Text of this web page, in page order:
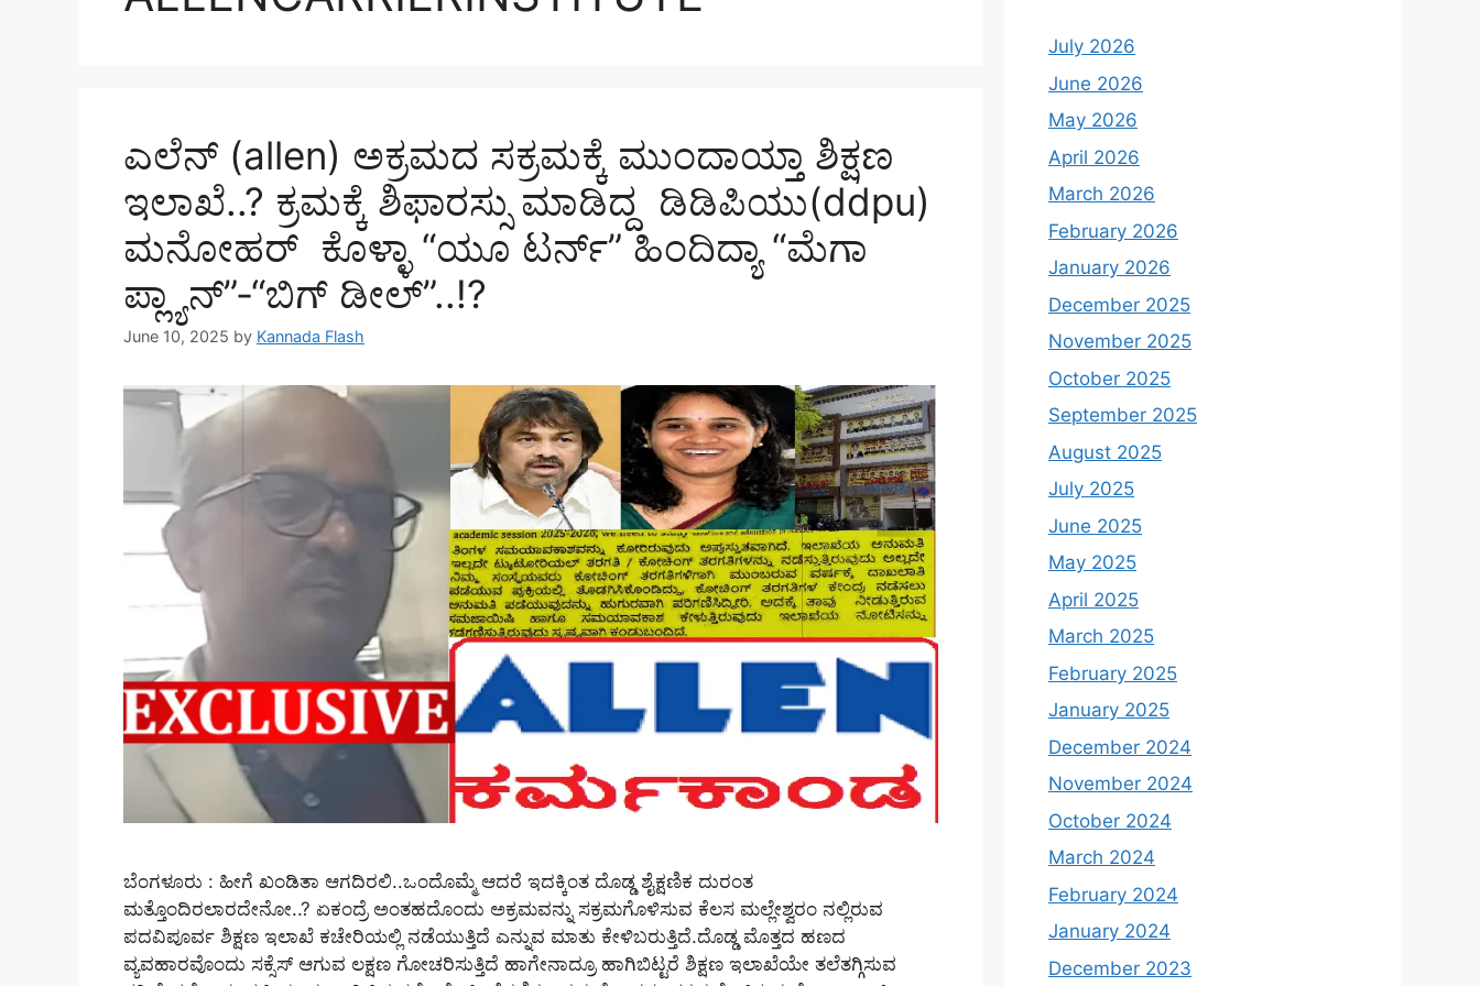
ಎಲೆನ್ (allen) ಅಕ್ರಮದ ಸಕ್ರಮಕ್ಕೆ ಮುಂದಾಯ್ತಾ ಶಿಕ್ಷಣ
ಇಲಾಖೆ..? ಕ್ರಮಕ್ಕೆ ಶಿಫಾರಸ್ಸು ಮಾಡಿದ್ದ ಡಿಡಿಪಿಯು(ddpu)
ಮನೋಹರ್ ಕೊಳ್ಳಾ “ಯೂ ಟರ್ನ್” ಹಿಂದಿದ್ಯಾ “ಮೆಗಾ
ಪ್ಲ್ಯಾನ್”-“ಬಿಗ್ ಡೀಲ್”..!?
June 10, 2025 by Kannada Flash
ಬೆಂಗಳೂರು : ಹೀಗೆ ಖಂಡಿತಾ ಆಗದಿರಲಿ..ಒಂದೊಮ್ಮೆ ಆದರೆ ಇದಕ್ಕಿಂತ ದೊಡ್ಡ ಶೈಕ್ಷಣಿಕ ದುರಂತ
ಮತ್ತೊಂದಿರಲಾರದೇನೋ..? ಏಕಂದ್ರೆ ಅಂತಹದೊಂದು ಅಕ್ರಮವನ್ನು ಸಕ್ರಮಗೊಳಿಸುವ ಕೆಲಸ ಮಲ್ಲೇಶ್ವರಂ ನಲ್ಲಿರುವ
ಪದವಿಪೂರ್ವ ಶಿಕ್ಷಣ ಇಲಾಖೆ ಕಚೇರಿಯಲ್ಲಿ ನಡೆಯುತ್ತಿದೆ ಎನ್ನುವ ಮಾತು ಕೇಳಿಬರುತ್ತಿದೆ.ದೊಡ್ಡ ಮೊತ್ತದ ಹಣದ
ವ್ಯವಹಾರವೊಂದು ಸಕ್ಸೆಸ್ ಆಗುವ ಲಕ್ಷಣ ಗೋಚರಿಸುತ್ತಿದೆ ಹಾಗೇನಾದ್ರೂ ಹಾಗಿಬಿಟ್ಟರೆ ಶಿಕ್ಷಣ ಇಲಾಖೆಯೇ ತಲೆತಗ್ಗಿಸುವ
July 2026
June 2026
May 2026
April 2026
March 2026
February 2026
January 2026
December 2025
November 2025
October 2025
September 2025
August 2025
July 2025
June 2025
May 2025
April 2025
March 2025
February 2025
January 2025
December 2024
November 2024
October 2024
March 2024
February 2024
January 2024
December 2023